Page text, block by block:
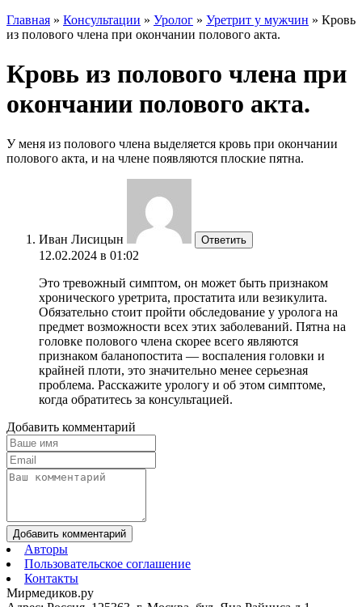
Главная » Консультации » Уролог » Уретрит у мужчин » Кровь
из полового члена при окончании полового акта.
Кровь из полового члена при
окончании полового акта.
У меня из полового члена выделяется кровь при окончании
полового акта, и на члене появляются плоские пятна.
Иван Лисицын Ответить
12.02.2024 в 01:02
Это тревожный симптом, он может быть признаком
хронического уретрита, простатита или везикулита.
Обязательно стоит пройти обследование у уролога на
предмет возможности всех этих заболеваний. Пятна на
головке полового члена скорее всего являются
признаком баланопостита — воспаления головки и
крайней плоти, это значительно менее серьезная
проблема. Расскажите урологу и об этом симптоме,
когда обратитесь за консультацией.
Добавить комментарий
Добавить комментарий
Авторы
Пользовательское соглашение
Контакты
Мирмедиков.ру